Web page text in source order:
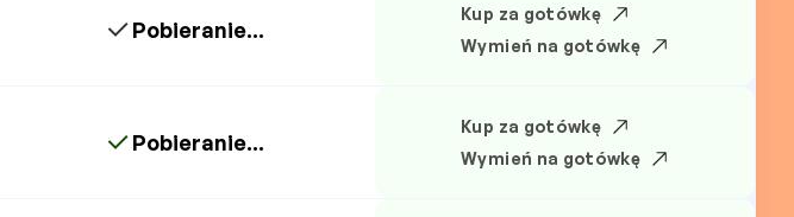
Pobieranie...
Kup za gotówkę
Wymień na gotówkę
Pobieranie...
Kup za gotówkę
Wymień na gotówkę